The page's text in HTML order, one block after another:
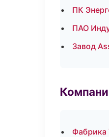
ПК
ПАО
Завод
Фабрика